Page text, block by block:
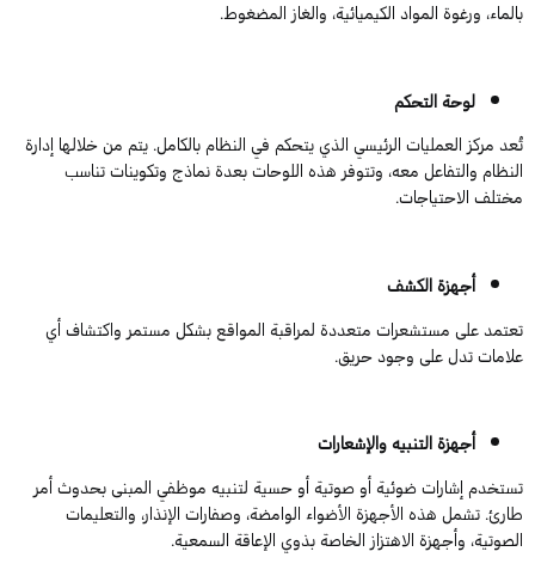
بالماء، ورغوة المواد الكيميائية، والغاز المضغوط.
لوحة التحكم
تُعد مركز العمليات الرئيسي الذي يتحكم في النظام بالكامل. يتم من خلالها إدارة
النظام والتفاعل معه، وتتوفر هذه اللوحات بعدة نماذج وتكوينات تناسب
مختلف الاحتياجات.
أجهزة الكشف
تعتمد على مستشعرات متعددة لمراقبة المواقع بشكل مستمر واكتشاف أي
علامات تدل على وجود حريق.
أجهزة التنبيه والإشعارات
تستخدم إشارات ضوئية أو صوتية أو حسية لتنبيه موظفي المبنى بحدوث أمر
طارئ. تشمل هذه الأجهزة الأضواء الوامضة، وصفارات الإنذار، والتعليمات
الصوتية، وأجهزة الاهتزاز الخاصة بذوي الإعاقة السمعية.